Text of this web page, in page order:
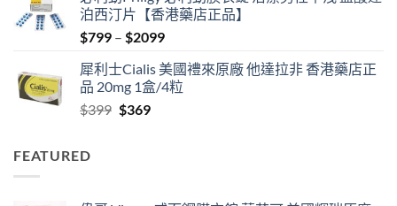
$500.$450.
泊西汀片【香港藥店正品】
$799 – $2099Price
$799
through
犀利士Cialis 美國禮來原廠 他達拉非 香港藥店正
品 20mg 1盒/4粒
$399 Original
$369Current
FEATURED